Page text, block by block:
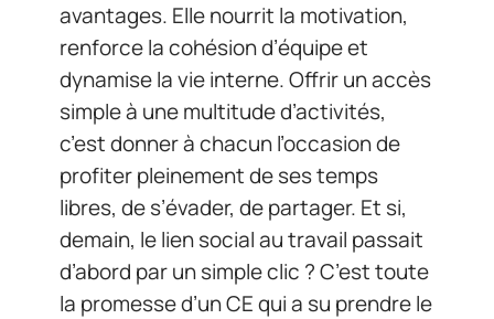
avantages. Elle nourrit la motivation,
renforce la cohésion d’équipe et
dynamise la vie interne. Offrir un accès
simple à une multitude d’activités,
c’est donner à chacun l’occasion de
profiter pleinement de ses temps
libres, de s’évader, de partager. Et si,
demain, le lien social au travail passait
d’abord par un simple clic ? C’est toute
la promesse d’un CE qui a su prendre le